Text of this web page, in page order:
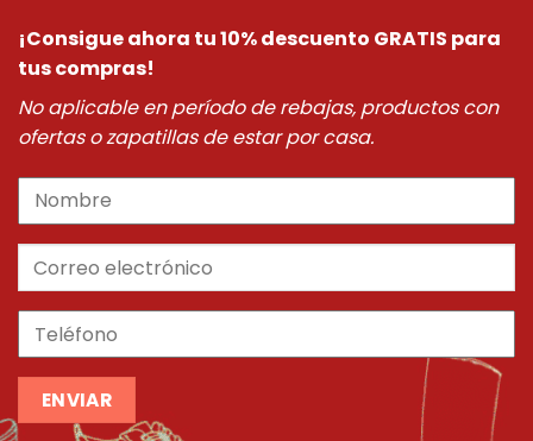
¡Consigue ahora tu 10% descuento GRATIS para
tus compras!
No aplicable en período de rebajas, productos con
ofertas o zapatillas de estar por casa.